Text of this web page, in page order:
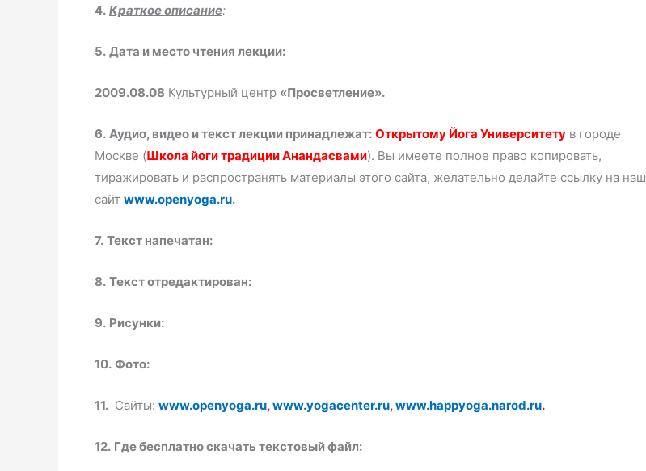
4. Краткое описание:
5. Дата и место чтения лекции:
2009.08.08 Культурный центр «Просветление».
6. Аудио, видео и текст лекции принадлежат: Открытому Йога Университету в городе
Москве (Школа йоги традиции Анандасвами). Вы имеете полное право копировать,
тиражировать и распространять материалы этого сайта, желательно делайте ссылку на наш
сайт www.openyoga.ru.
7. Текст напечатан:
8. Текст отредактирован:
9. Рисунки:
10. Фото:
11. Сайты: www.openyoga.ru,www.yogacenter.ru,www.happyoga.narod.ru.
12. Где бесплатно скачать текстовый файл: